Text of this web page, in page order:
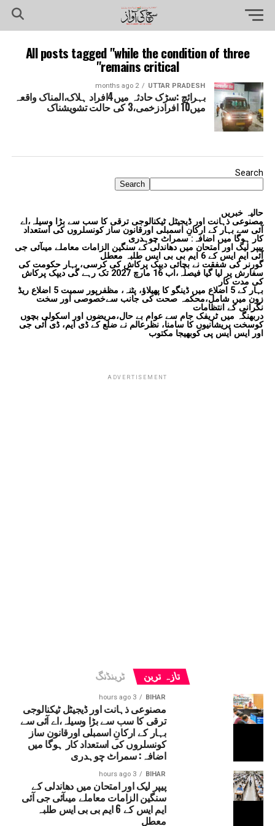
All posts tagged "while the condition of three
remains critical"
UTTAR PRADESH
2 months ago
بہرائچ :سڑک حادثہ میں4افراد ہلاک،المناک واقعہ
میں10 افرادزخمی،3 کی حالت تشویشناک
Search
Search
حالیہ خبریں
مصنوعی ذہانت اور ڈیجیٹل ٹیکنالوجی ترقی کا سب سے بڑا وسیلہ،اے
آئی سے بہار کے ارکانِ اسمبلی اورقانون ساز کونسلروں کی استعداد
کار ہوگا میں اضافہ: سمراٹ چوہدری
پیپر لیک اور امتحان میں دھاندلی کے سنگین الزامات معاملے میںآئی جی
آئی ایم ایس کے 6 ایم بی بی ایس طلبہ معطل
گورنر کی شفقت نے بچائی دیپک پرکاش کی کرسی، بہار حکومت کی
سفارش پر لیا گیا فیصلہ،اب 16 مارچ 2027 تک رہے گی دیپک پرکاش
کی مدت کار
بہار کے 5 اضلاع میں ڈینگو کا پھیلاؤ، پٹنہ، مظفرپور سمیت 5 اضلاع ریڈ
زون میں شامل،محکمہ صحت کی جانب سےخصوصی اور سخت
نگرانی کے انتظامات
دربھنگہ میں ٹریفک جام سے عوام بے حال،مریضوں اور اسکولی بچوں
کوسخت پریشانیوں کا سامنا، نظرعالم نے ضلع کے ڈی ایم، ڈی آئی جی
اور ایس ایس پی کوبھیجا مکتوب
ADVERTISEMENT
تازہ ترین ٹرینڈنگ
BIHAR
3 hours ago
مصنوعی ذہانت اور ڈیجیٹل ٹیکنالوجی
ترقی کا سب سے بڑا وسیلہ،اے آئی سے
بہار کے ارکانِ اسمبلی اورقانون ساز
کونسلروں کی استعداد کار ہوگا میں
اضافہ: سمراٹ چوہدری
BIHAR
3 hours ago
پیپر لیک اور امتحان میں دھاندلی کے
سنگین الزامات معاملے میںآئی جی آئی
ایم ایس کے 6 ایم بی بی ایس طلبہ
معطل